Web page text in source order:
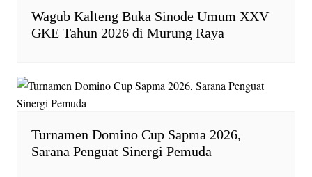
Wagub Kalteng Buka Sinode Umum XXV
GKE Tahun 2026 di Murung Raya
Turnamen Domino Cup Sapma 2026,
Sarana Penguat Sinergi Pemuda